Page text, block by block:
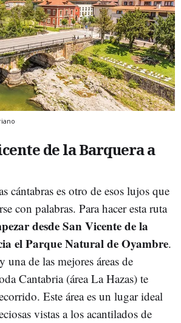
de la Barquera a
cántabras es otro de esos lujos que
con palabras. Para hacer esta ruta
desde San Vicente de la
el Parque Natural de Oyambre.
una de las mejores áreas de
Cantabria (área La Hazas) te
Este área es un lugar ideal
vistas a los acantilados de